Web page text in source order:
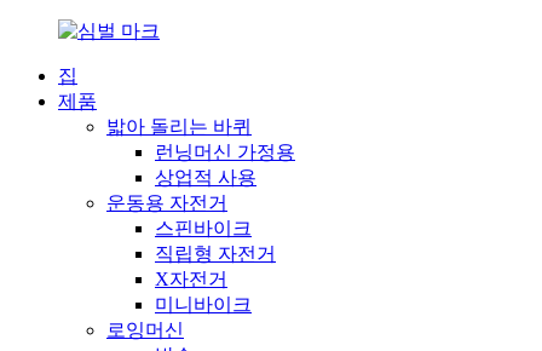
집
제품
밟아 돌리는 바퀴
런닝머신 가정용
상업적 사용
운동용 자전거
스핀바이크
직립형 자전거
X자전거
미니바이크
로잉머신